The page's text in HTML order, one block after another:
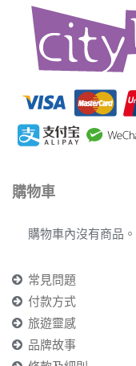
購物車
購物車內沒有商品
常見問題
付款方式
旅遊靈感
品牌故事